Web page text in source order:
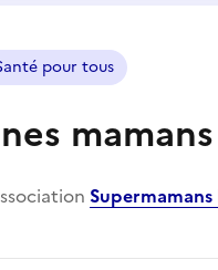
pour tous
Supermamans